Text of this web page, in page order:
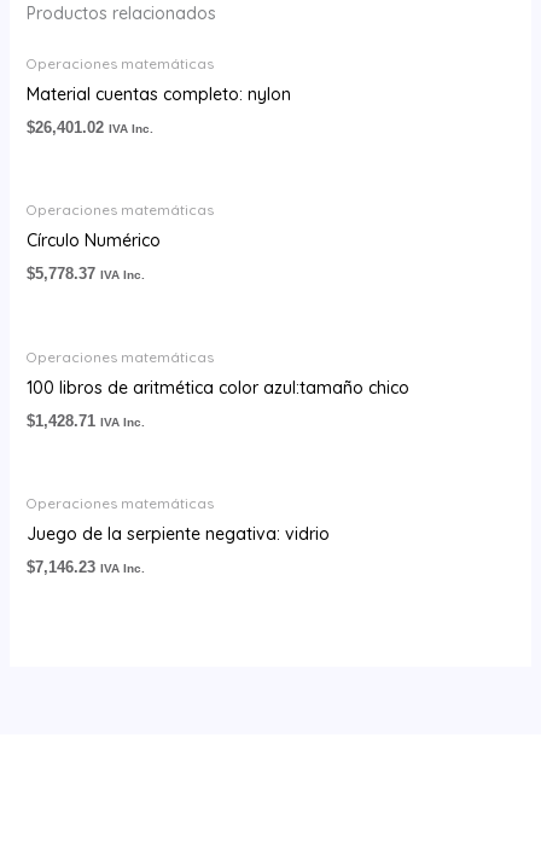
Productos relacionados
Operaciones matemáticas
Material cuentas completo: nylon
$26,401.02 IVA Inc.
Operaciones matemáticas
Círculo Numérico
$5,778.37 IVA Inc.
Operaciones matemáticas
100 libros de aritmética color azul:tamaño chico
$1,428.71 IVA Inc.
Operaciones matemáticas
Juego de la serpiente negativa: vidrio
$7,146.23 IVA Inc.